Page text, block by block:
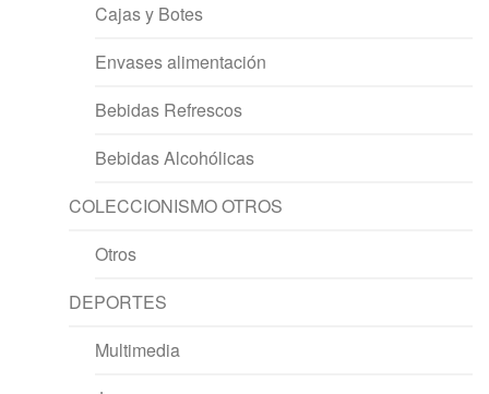
Cajas y Botes
Envases alimentación
Bebidas Refrescos
Bebidas Alcohólicas
COLECCIONISMO OTROS
Otros
DEPORTES
Multimedia